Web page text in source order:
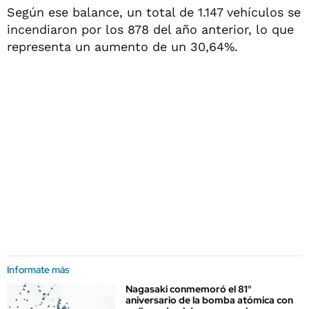
Según ese balance, un total de 1.147 vehículos se
incendiaron por los 878 del año anterior, lo que
representa un aumento de un 30,64%.
Informate más
Nagasaki conmemoró el 81°
aniversario de la bomba atómica con